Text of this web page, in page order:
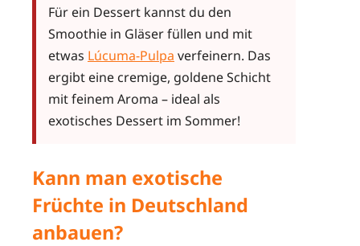
Für ein Dessert kannst du den
Smoothie in Gläser füllen und mit
etwas Lúcuma-Pulpa verfeinern. Das
ergibt eine cremige, goldene Schicht
mit feinem Aroma – ideal als
exotisches Dessert im Sommer!
Kann man exotische
Früchte in Deutschland
anbauen?